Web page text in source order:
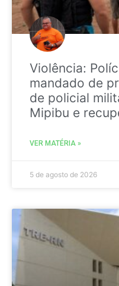
Violência:
mandado de
de policial
Mipibu e
VER MATÉRIA »
5 de agosto de 2026